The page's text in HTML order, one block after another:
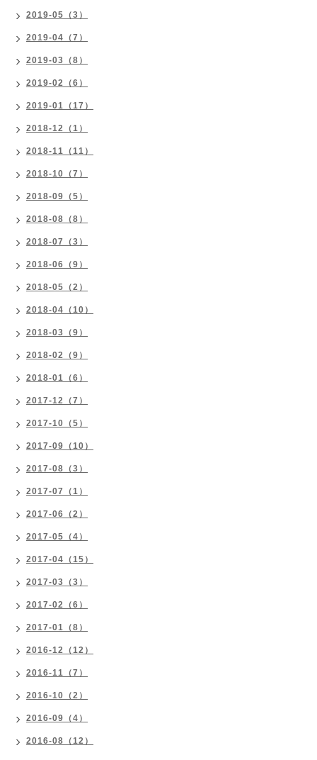
2019-05（3）
2019-04（7）
2019-03（8）
2019-02（6）
2019-01（17）
2018-12（1）
2018-11（11）
2018-10（7）
2018-09（5）
2018-08（8）
2018-07（3）
2018-06（9）
2018-05（2）
2018-04（10）
2018-03（9）
2018-02（9）
2018-01（6）
2017-12（7）
2017-10（5）
2017-09（10）
2017-08（3）
2017-07（1）
2017-06（2）
2017-05（4）
2017-04（15）
2017-03（3）
2017-02（6）
2017-01（8）
2016-12（12）
2016-11（7）
2016-10（2）
2016-09（4）
2016-08（12）